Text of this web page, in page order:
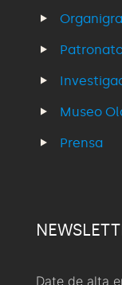
Museo
Prensa
Date de alta